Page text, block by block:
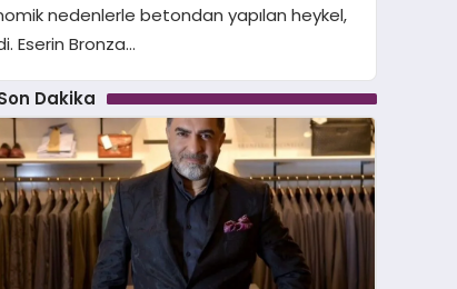
nedenlerle betondan yapılan heykel,
Eserin Bronza…
Dakika